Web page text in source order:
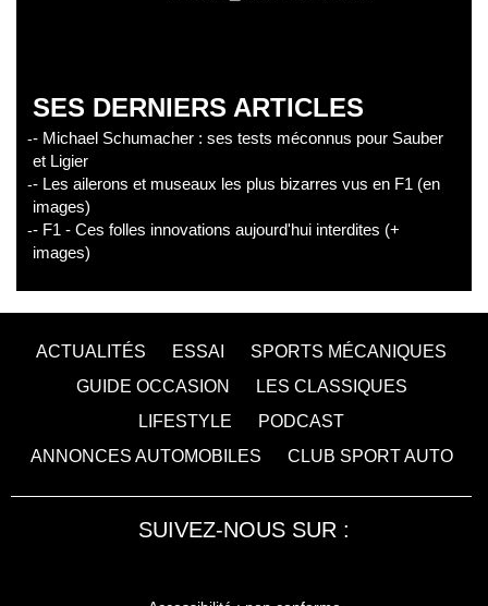
SES DERNIERS ARTICLES
- Michael Schumacher : ses tests méconnus pour Sauber
et Ligier
- Les ailerons et museaux les plus bizarres vus en F1 (en
images)
- F1 - Ces folles innovations aujourd'hui interdites (+
images)
ACTUALITÉS ESSAI
SPORTS MÉCANIQUES
GUIDE OCCASION
LES CLASSIQUES
LIFESTYLE
PODCAST
ANNONCES AUTOMOBILES
CLUB SPORT AUTO
SUIVEZ-NOUS SUR :